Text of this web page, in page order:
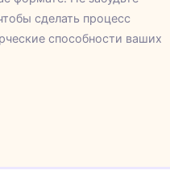
сделать процесс
способности ваших